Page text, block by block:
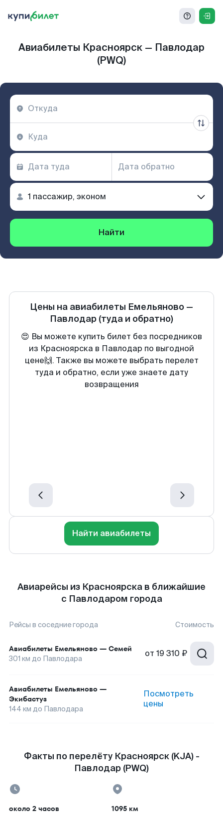
Авиабилеты Красноярск — Павлодар
(PWQ)
Найти
Цены на авиабилеты Емельяново —
Павлодар (туда и обратно)
😍 Вы можете купить билет без посредников
из Красноярска в Павлодар по выгодной
цене🙌. Также вы можете выбрать перелет
туда и обратно, если уже знаете дату
возвращения
Найти авиабилеты
Авиарейсы из Красноярска в ближайшие
с Павлодаром города
Рейсы в соседние города Стоимость
Авиабилеты Емельяново — Семей
301 км до Павлодара от 19 310 ₽
Авиабилеты Емельяново —
Экибастуз
144 км до Павлодара
Посмотреть
цены
Факты по перелёту Красноярск (KJA) -
Павлодар (PWQ)
около 2 часов 1095 км